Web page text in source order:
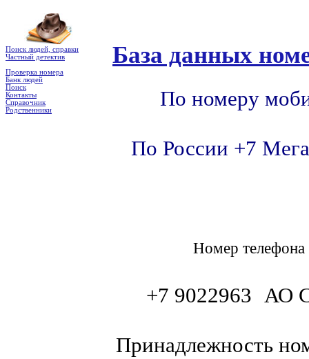
Поиск людей, справки
Частный детектив
Проверка номера
Банк людей
Поиск
Контакты
Справочник
Родственники
База данных
По номеру
По России +7
Номер
+7 9022963 АО
Принадлежность